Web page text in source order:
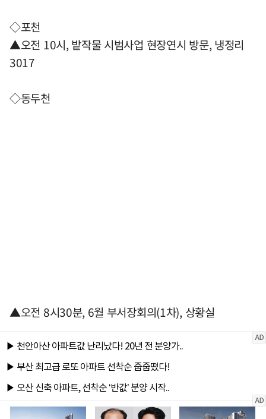
◇포천
▲오전 10시, 밭작물 시범사업 현장연시 방문, 냉정리
3017
◇동두천
▲오전 8시30분, 6월 부서장회의(1차), 상황실